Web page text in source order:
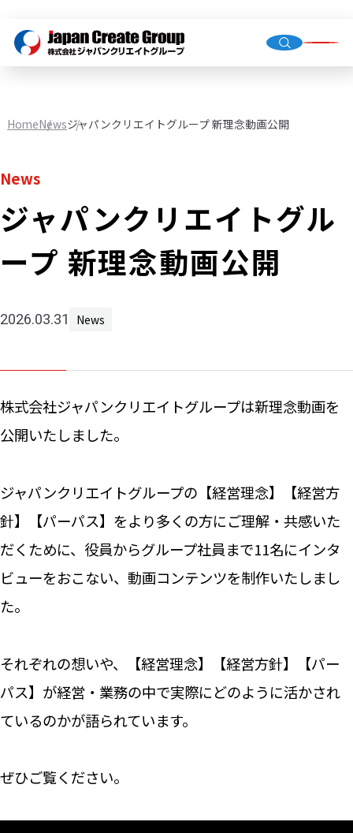
HomeNewsジャパンクリエイトグループ 新理念動画公開
News
ジャパンクリエイトグル
ープ 新理念動画公開
2026.03.31 News
株式会社ジャパンクリエイトグループは新理念動画を
公開いたしました。
ジャパンクリエイトグループの【経営理念】【経営方
針】【パーパス】をより多くの方にご理解・共感いた
だくために、役員からグループ社員まで11名にインタ
ビューをおこない、動画コンテンツを制作いたしまし
た。
それぞれの想いや、【経営理念】【経営方針】【パー
パス】が経営・業務の中で実際にどのように活かされ
ているのかが語られています。
ぜひご覧ください。